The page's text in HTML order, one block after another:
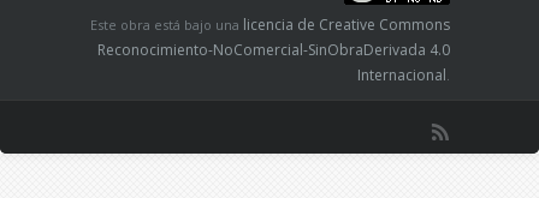
Este obra está bajo una licencia de Creative Commons
Reconocimiento-NoComercial-SinObraDerivada 4.0
Internacional